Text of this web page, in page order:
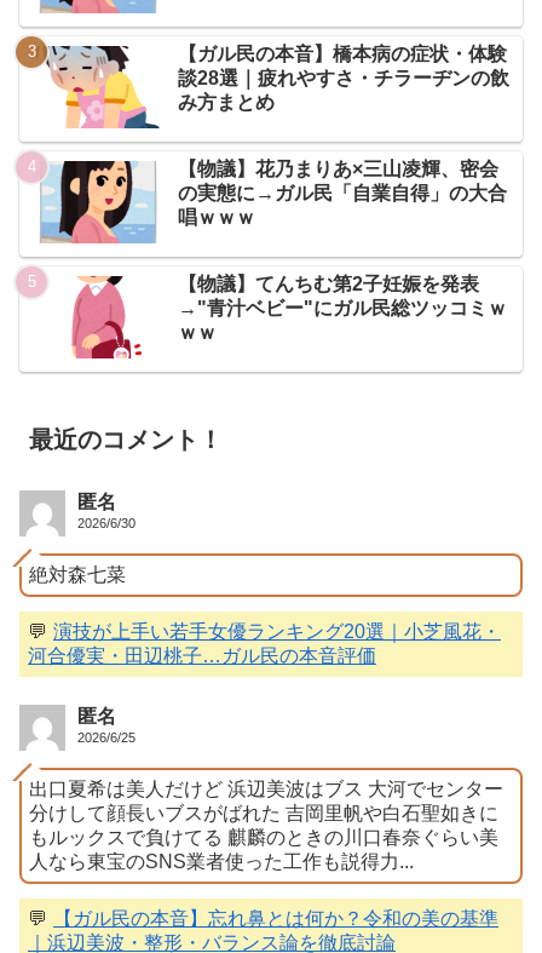
【ガル民の本音】橋本病の症状・体験
談28選｜疲れやすさ・チラーヂンの飲
み方まとめ
【物議】花乃まりあ×三山凌輝、密会
の実態に→ガル民「自業自得」の大合
唱ｗｗｗ
【物議】てんちむ第2子妊娠を発表
→"青汁ベビー"にガル民総ツッコミｗ
ｗｗ
最近のコメント！
匿名
2026/6/30
絶対森七菜
💬 演技が上手い若手女優ランキング20選｜小芝風花・
河合優実・田辺桃子…ガル民の本音評価
匿名
2026/6/25
出口夏希は美人だけど 浜辺美波はブス 大河でセンター
分けして顔長いブスがばれた 吉岡里帆や白石聖如きに
もルックスで負けてる 麒麟のときの川口春奈ぐらい美
人なら東宝のSNS業者使った工作も説得力...
💬
【ガル民の本音】忘れ鼻とは何か？令和の美の基準
｜浜辺美波・整形・バランス論を徹底討論